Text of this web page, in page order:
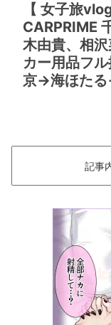
【 女子旅
CARPRIME
木由貴、相
カー用品フ
京→海ほたる
記事